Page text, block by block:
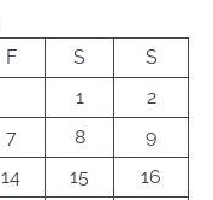
F S
S
1
2
7 8
9
14 15
16